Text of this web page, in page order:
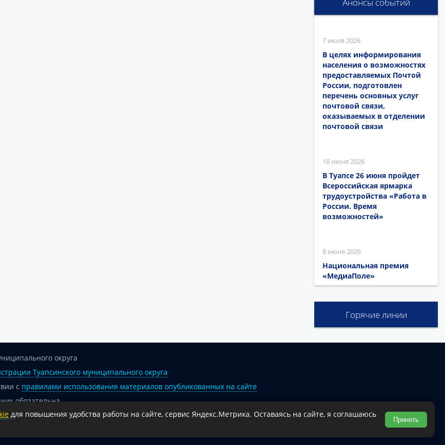
7 июля 2026
В целях информирования
населения о возможностях
предоставляемых Почтой
России, подготовлен
перечень основных услуг
почтовой связи,
оказываемых в отделении
почтовой связи
18 июня 2026
В Туапсе 26 июня пройдет
Всероссийская ярмарка
трудоустройства «Работа в
России. Время
возможностей»
8 июня 2026
Национальная премия
«МедиаПоле»
Горячие линии
округа
Туапсинского муниципального округа
с правилами использования материалов опубликованных на сайте
обязательна.
на официальный интернет-портал администрации Туапсинского муниципального округа.
для повышения удобства работы на сайте, сервис Яндекс.Метрика. Оставаясь на сайте, я соглашаюсь
Принять